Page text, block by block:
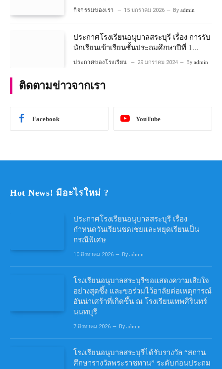
อนุบาลปีที่ ๒ ประจำปีการศึกษา ๒๕๖๙
กิจกรรมของเรา 15 มกราคม 2026 By admin
ประกาศโรงเรียนอนุบาลสระบุรี เรื่อง การรับ
นักเรียนเข้าเรียนชั้นประถมศึกษาปีที่ 1
โครงการห้องเรียนพิเศษ วิทยาศาสตร์ และ
ประกาศของโรงเรียน 29 มกราคม 2024 By admin
ติดตามข่าวจากเรา
Facebook YouTube
Hot News! มีอะไรใหม่ ?
ประกาศโรงเรียนอนุบาลสระบุรี เรื่อง
กำหนดวันเรียนชดเชยและหยุดเรียนเป็น
กรณีพิเศษ
10 สิงหาคม 2026 By admin
โรงเรียนอนุบาลสระบุรีขอแสดงความเสียใจ
อย่างสุดซึ้ง และขอร่วมไว้อาลัยต่อเหตุการณ์
อันน่าเศร้าที่เกิดขึ้น ณ โรงเรียนเทพศิรินทร์
นนทบุรี
7 สิงหาคม 2026 By admin
โรงเรียนอนุบาลสระบุรีได้รับรางวัล “สถาน
ศึกษารางวัลพระราชทาน” ระดับก่อนประถม